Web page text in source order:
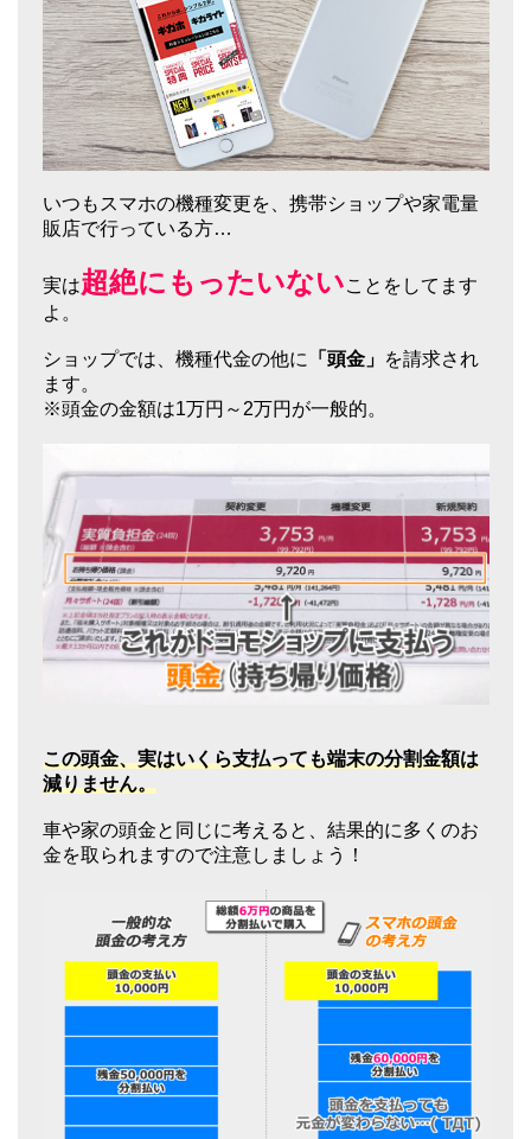
いつもスマホの機種変更を、携帯ショップや家電量
販店で行っている方…
実は超絶にもったいないことをしてます
よ。
ショップでは、機種代金の他に 「頭金」 を請求され
ます。
※頭金の金額は1万円～2万円が一般的。
この頭金、実はいくら支払っても端末の分割金額は
減りません。
車や家の頭金と同じに考えると、結果的に多くのお
金を取られますので注意しましょう！